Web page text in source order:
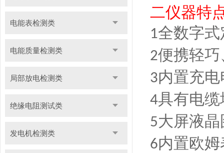
电能表检测类
电能质量检测类
局部放电检测类
绝缘电阻测试类
发电机检测类
二仪器特
1全数字
2便携轻
3内置充
4具有电
5大屏液
6内置欧